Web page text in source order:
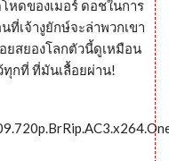
ดของเมอร์ ดอชในการ
ที่เจ้างูยักษ์จะล่าพวกเขา
ยสยองโลกตัวนี้ดูเหมือน
ทุกที่ ที่มันเลื้อยผ่าน!